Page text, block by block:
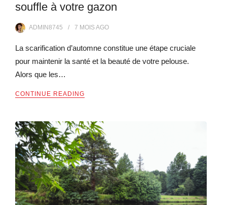
souffle à votre gazon
ADMIN8745 7 MOISAGO
La scarification d’automne constitue une étape cruciale
pour maintenir la santé et la beauté de votre pelouse.
Alors que les…
CONTINUE READING